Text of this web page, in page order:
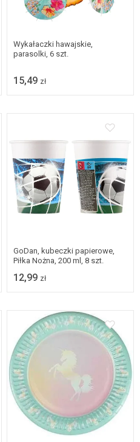
Wykałaczki hawajskie,
parasolki, 6 szt.
15,49 zł
GoDan, kubeczki papierowe,
Piłka Nożna, 200 ml, 8 szt.
12,99 zł